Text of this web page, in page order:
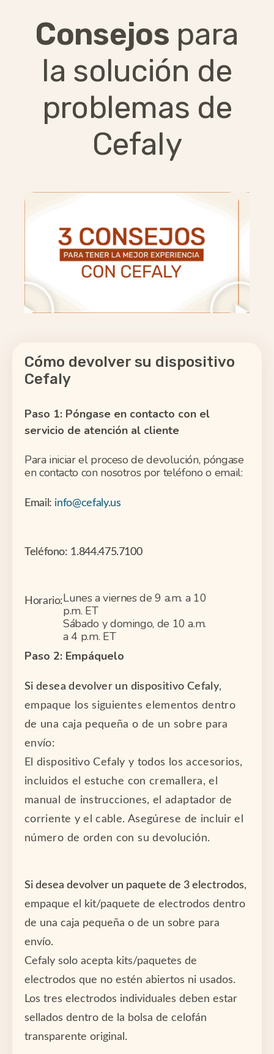
Consejos para
la solución de
problemas de
Cefaly
Cómo devolver su dispositivo
Cefaly
Paso 1: Póngase en contacto con el
servicio de atención al cliente
Para iniciar el proceso de devolución, póngase
en contacto con nosotros por teléfono o email:
Email: info@cefaly.us
Teléfono: 1.844.475.7100
Horario:Lunes a viernes de 9 a.m. a 10
p.m. ET
Sábado y domingo, de 10 a.m.
a 4 p.m. ET
Paso 2: Empáquelo
Si desea devolver un dispositivo Cefaly,
empaque los siguientes elementos dentro
de una caja pequeña o de un sobre para
envío:
Eldispositivo Cefaly y todos los accesorios,
incluidos el estuche con cremallera, el
manual de instrucciones, el adaptador de
corriente y el cable. Asegúrese de incluir el
número de orden con su devolución.
Si desea devolver un paquete de 3 electrodos,
empaque el kit/paquete de electrodos dentro
de una caja pequeña o de un sobre para
envío.
Cefaly solo acepta kits/paquetes de
electrodos que no estén abiertos ni usados.
Los tres electrodos individuales deben estar
sellados dentro de la bolsa de celofán
transparente original.